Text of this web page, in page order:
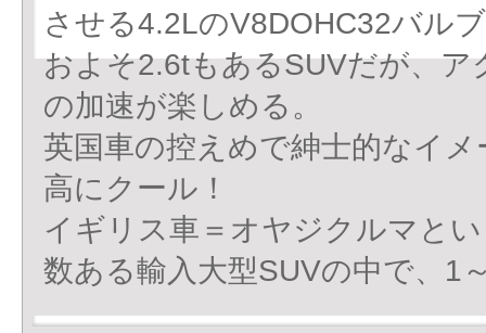
させる4.2LのV8DOHC32バル
およそ2.6tもあるSUVだが、
の加速が楽しめる。
英国車の控えめで紳士的なイ
高にクール！
イギリス車＝オヤジクルマと
数ある輸入大型SUVの中で、1